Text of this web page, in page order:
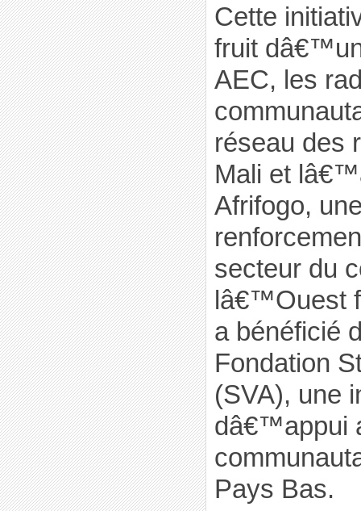
Cette
fruit
AEC, les
réseau des
Mali et
Afrifogo,
secteur du
lâ€™Ouest
a bénéficié
Fondation
(SVA), une
dâ€™appui
Pays Bas.